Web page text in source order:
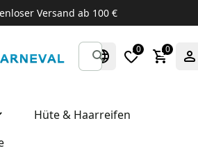
Versand ab 100 €
0 0
Hüte & Haarreifen